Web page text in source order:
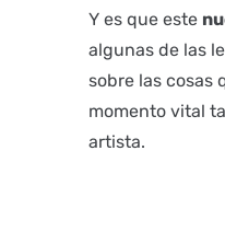
Y es que este
algunas de las
sobre las cosas
momento vital
artista.